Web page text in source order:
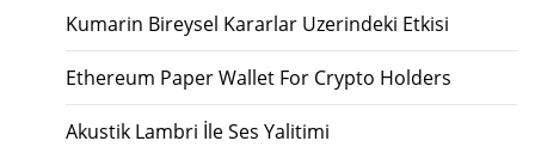
Kumarin Bireysel Kararlar Uzerindeki Etkisi
Ethereum Paper Wallet For Crypto Holders
Akustik Lambri İle Ses Yalitimi